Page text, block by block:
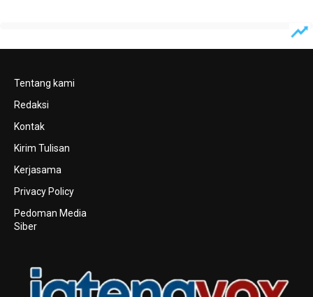
Tentang kami
Redaksi
Kontak
Kirim Tulisan
Kerjasama
Privacy Policy
Pedoman Media
Siber